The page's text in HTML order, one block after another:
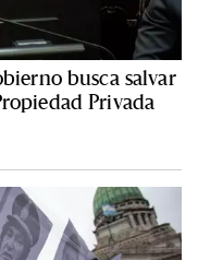
busca salvar
Privada